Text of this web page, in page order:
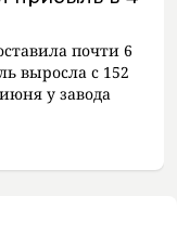
почти 6
выросла с 152
у завода